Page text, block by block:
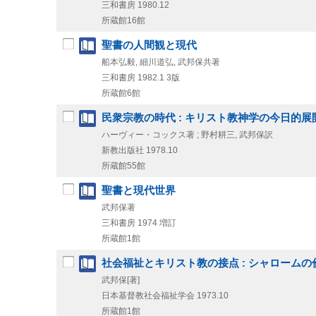
三和書房 1980.12
所蔵館16館
聖書の人間観と現代
船本弘毅, 細川道弘, 武邦保共著
三和書房 1982.1 3版
所蔵館6館
民衆宗教の時代 : キリスト教神学の今日的展
ハーヴィー・コックス著 ; 野村耕三, 武邦保訳
新教出版社 1978.10
所蔵館55館
聖書と現代世界
武邦保著
三和書房 1974 増訂
所蔵館1館
社会福祉とキリスト教の接点 : シャロームの
武邦保[著]
日本基督教社会福祉学会 1973.10
所蔵館1館